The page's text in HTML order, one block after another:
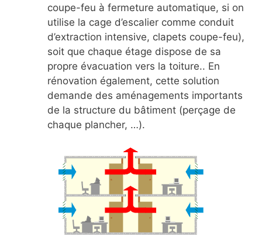
coupe-feu à fermeture automatique, si on
utilise la cage d’escalier comme conduit
d’extraction intensive, clapets coupe-feu),
soit que chaque étage dispose de sa
propre évacuation vers la toiture.. En
rénovation également, cette solution
demande des aménagements importants
de la structure du bâtiment (perçage de
chaque plancher, …).